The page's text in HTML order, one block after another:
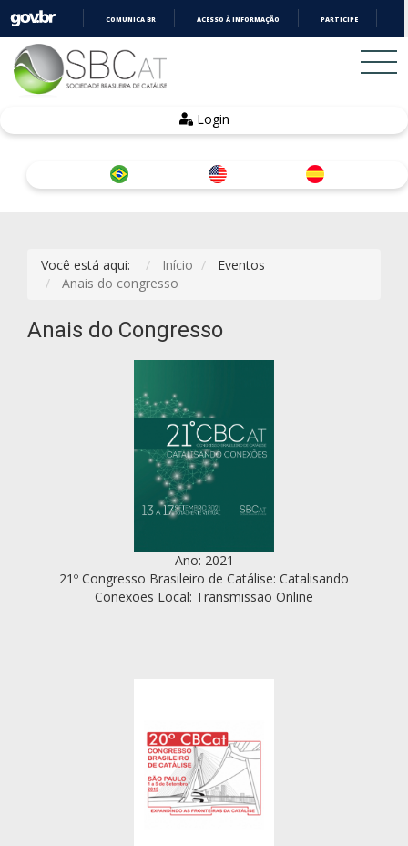
COMUNICA BR ACESSO À INFORMAÇÃO PARTICIPE
Login
Você está aqui: Início
Eventos
Anais do congresso
Anais do Congresso
Ano: 2021
21º Congresso Brasileiro de Catálise: Catalisando
Conexões Local: Transmissão Online